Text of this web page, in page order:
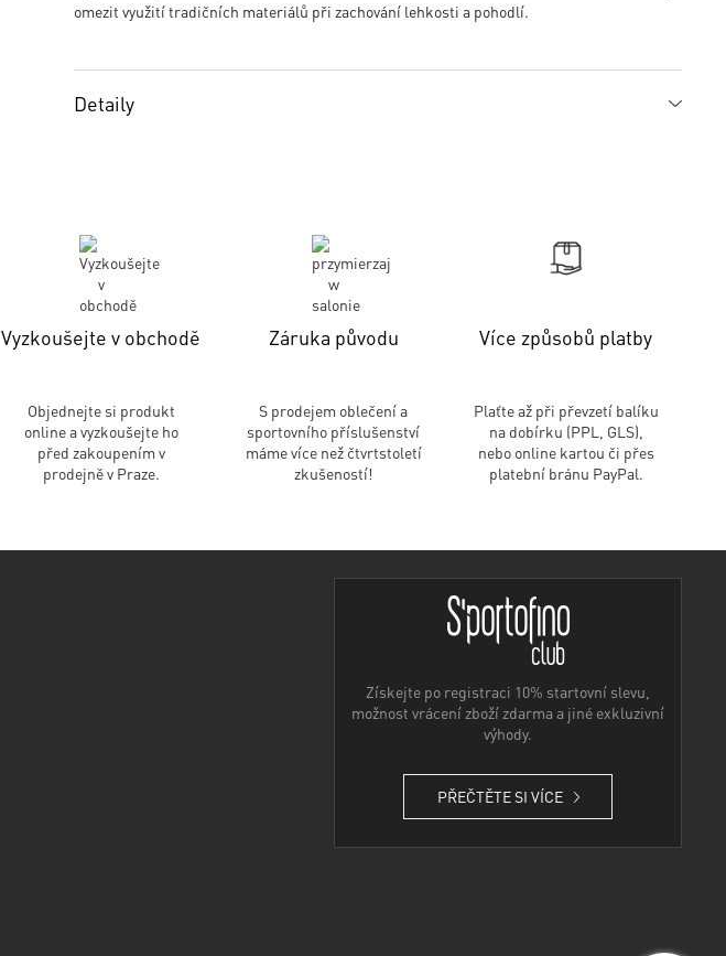
omezit využití tradičních materiálů při zachování lehkosti a pohodlí.
Detaily
Vyzkoušejte v obchodě
Objednejte si produkt
online a vyzkoušejte ho
před zakoupením v
prodejně v Praze.
Záruka původu
S prodejem oblečení a
sportovního příslušenství
máme více než čtvrtstoletí
zkušeností!
Více způsobů platby
Plaťte až při převzetí balíku
na dobírku (PPL, GLS),
nebo online kartou či přes
platební bránu PayPal.
Získejte po registraci 10% startovní slevu,
možnost vrácení zboží zdarma a jiné exkluzivní
výhody.
PŘEČTĚTE SI VÍCE